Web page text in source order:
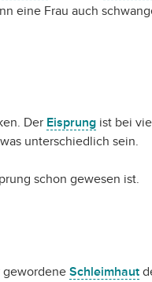
eine Frau auch
Der Eisprung ist bei
unterschiedlich sein.
schon gewesen ist.
gewordene Schleimhaut